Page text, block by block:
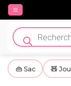
Passer
contenu
Recherche
de
produits
👜 Sac 🧸